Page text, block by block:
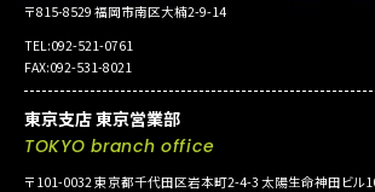
〒815-8529 福岡市南区大楠2-9-14
TEL:092-521-0761
FAX:092-531-8021
東京支店 東京営業部
TOKYO branch office
〒101-0032 東京都千代田区岩本町2-4-3 太陽生命神田ビル